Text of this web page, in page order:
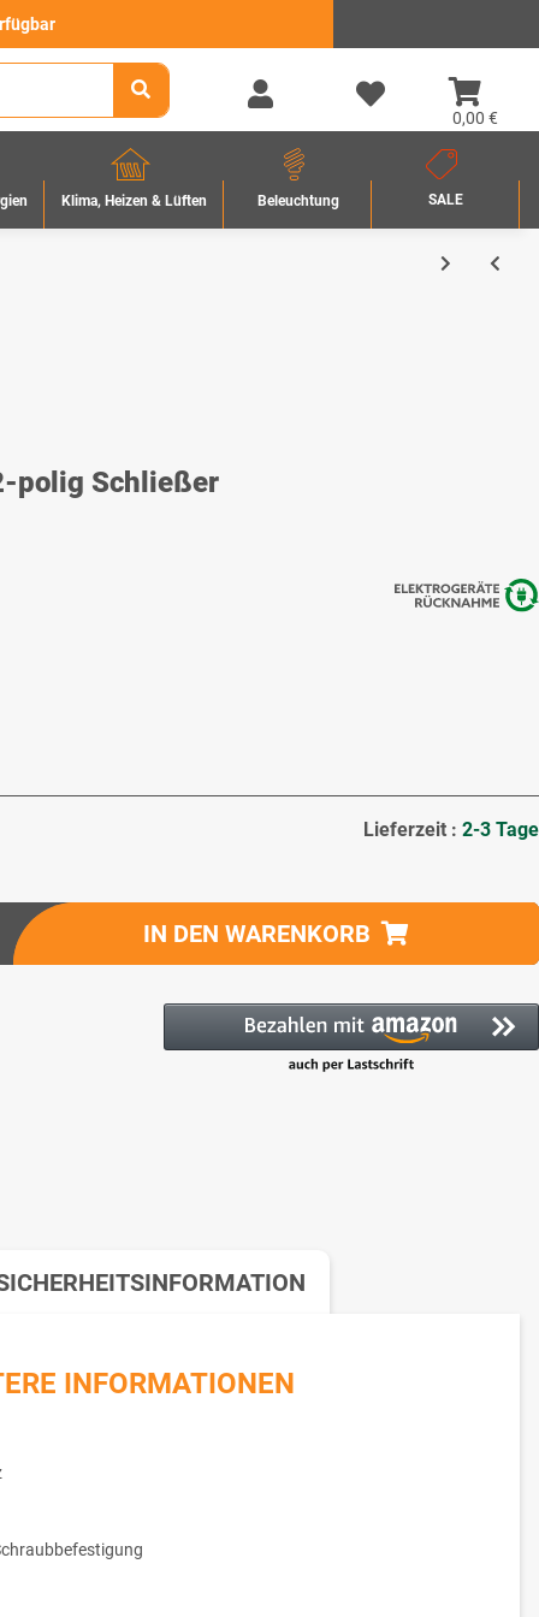
0,00 €
Klima, Heizen & Lüften Beleuchtung SALE
polig Schließer
Lieferzeit : 2-3 Tage
IN DEN WARENKORB
INFORMATIONEN